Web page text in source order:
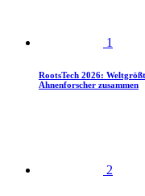
1
RootsTech 2026:
Ahnenforscher zusammen
2